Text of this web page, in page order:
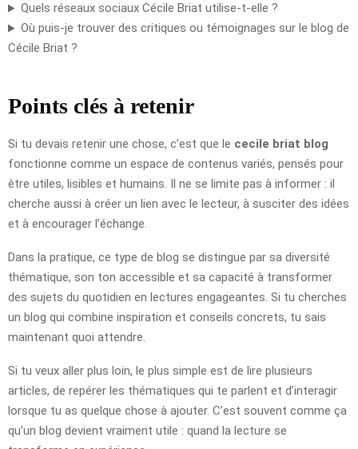
Quels réseaux sociaux Cécile Briat utilise-t-elle ?
Où puis-je trouver des critiques ou témoignages sur le blog de
Cécile Briat ?
Points clés à retenir
Si tu devais retenir une chose, c’est que le cecile briat blog
fonctionne comme un espace de contenus variés, pensés pour
être utiles, lisibles et humains. Il ne se limite pas à informer : il
cherche aussi à créer un lien avec le lecteur, à susciter des idées
et à encourager l’échange.
Dans la pratique, ce type de blog se distingue par sa diversité
thématique, son ton accessible et sa capacité à transformer
des sujets du quotidien en lectures engageantes. Si tu cherches
un blog qui combine inspiration et conseils concrets, tu sais
maintenant quoi attendre.
Si tu veux aller plus loin, le plus simple est de lire plusieurs
articles, de repérer les thématiques qui te parlent et d’interagir
lorsque tu as quelque chose à ajouter. C’est souvent comme ça
qu’un blog devient vraiment utile : quand la lecture se